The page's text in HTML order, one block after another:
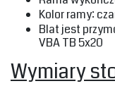
‎Kolor ramy:
‎Blat jest
VBA TB 5x20‎
‎Wymiary